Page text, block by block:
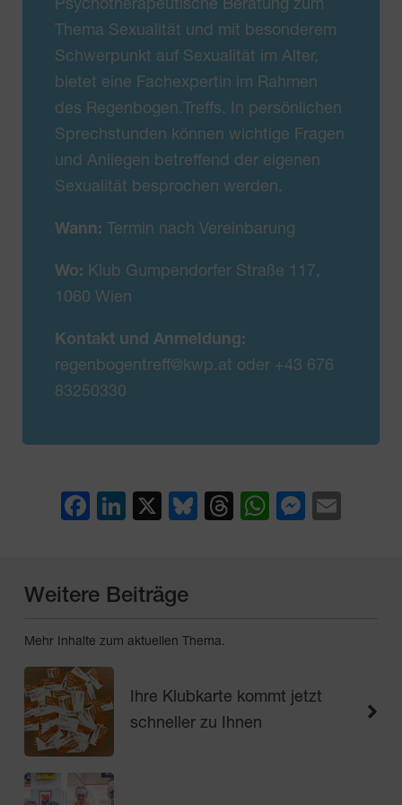
Psychotherapeutische Beratung zum
Thema Sexualität und mit besonderem
Schwerpunkt auf Sexualität im Alter,
bietet eine Fachexpertin im Rahmen
des Regenbogen.Treffs. In persönlichen
Sprechstunden können wichtige Fragen
und Anliegen betreffend der eigenen
Sexualität besprochen werden.
Wann: Termin nach Vereinbarung
Wo: Klub Gumpendorfer Straße 117,
1060 Wien
Kontakt und Anmeldung:
regenbogentreff@kwp.at oder +43 676
83250330
Facebook
LinkedIn
X Bluesky
Threads
Weitere Beiträge
Mehr Inhalte zum aktuellen Thema.
Ihre Klubkarte kommt jetzt
schneller zu Ihnen